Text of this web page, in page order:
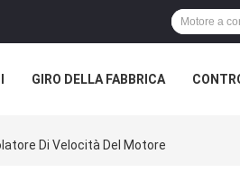
GIRO DELLA FABBRICA
Di Velocità Del Motore